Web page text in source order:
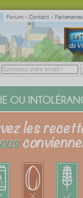
Forum - Contact - Partenaires